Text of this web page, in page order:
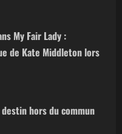
My Fair Lady :
de Kate Middleton lors
hors du commun